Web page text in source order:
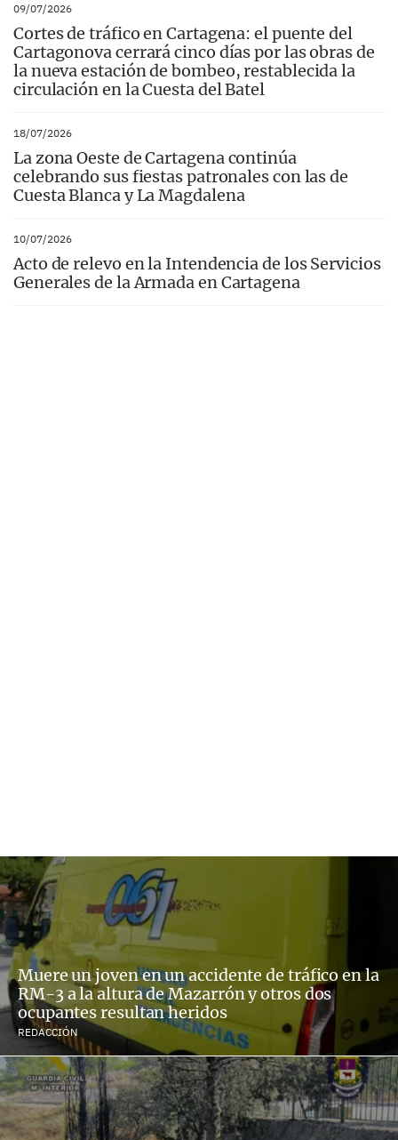
09/07/2026
Cortes de tráfico en Cartagena: el puente del
Cartagonova cerrará cinco días por las obras de
la nueva estación de bombeo, restablecida la
circulación en la Cuesta del Batel
18/07/2026
La zona Oeste de Cartagena continúa
celebrando sus fiestas patronales con las de
Cuesta Blanca y La Magdalena
10/07/2026
Acto de relevo en la Intendencia de los Servicios
Generales de la Armada en Cartagena
Muere un joven en un accidente de tráfico en la
RM-3 a la altura de Mazarrón y otros dos
ocupantes resultan heridos
REDACCIÓN